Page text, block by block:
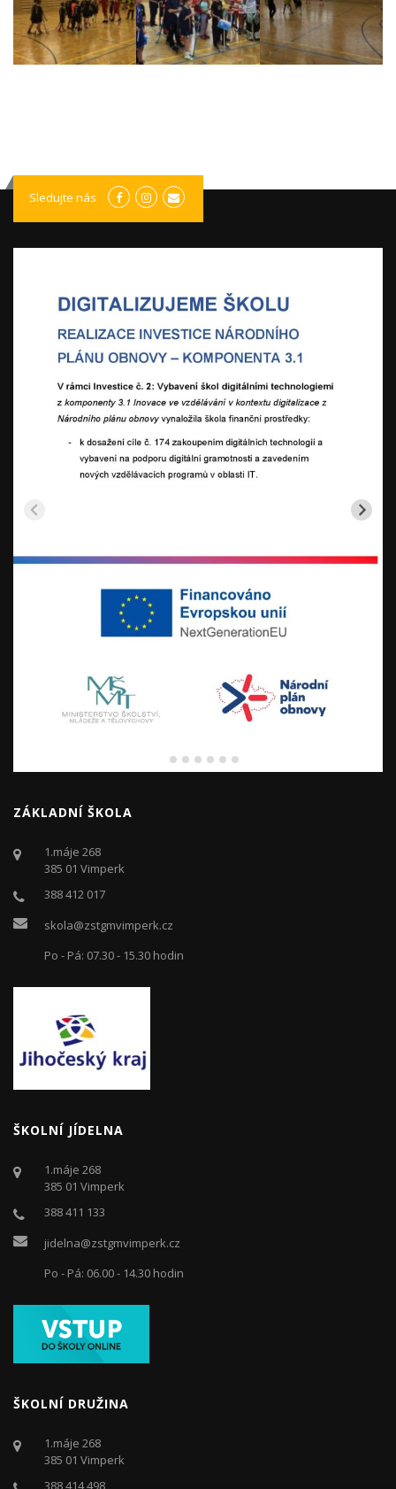
Sledujte nás
ZÁKLADNÍ ŠKOLA
1.máje 268
385 01 Vimperk
388 412 017
skola@zstgmvimperk.cz
Po - Pá: 07.30 - 15.30 hodin
ŠKOLNÍ JÍDELNA
1.máje 268
385 01 Vimperk
388 411 133
jidelna@zstgmvimperk.cz
Po - Pá: 06.00 - 14.30 hodin
ŠKOLNÍ DRUŽINA
1.máje 268
385 01 Vimperk
388 414 498